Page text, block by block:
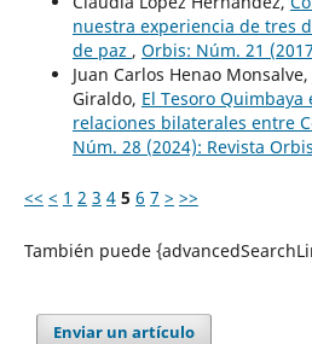
nuestra experiencia de tres
de paz , Orbis: Núm. 21
Juan Carlos Henao
Giraldo, El Tesoro
relaciones bilaterales entre
Núm. 28 (2024): Revista Orbis
<< < 1 2 3 4 5 6 7 > >>
También puede
Enviar un artículo